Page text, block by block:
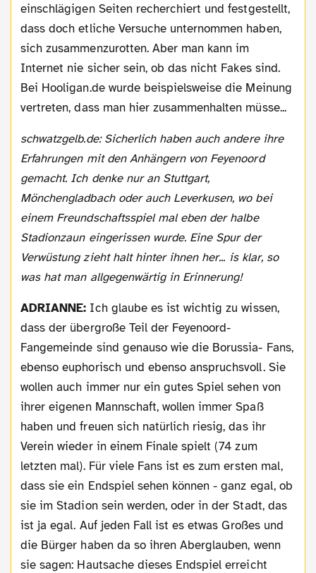
einschlägigen Seiten recherchiert und festgestellt,
dass doch etliche Versuche unternommen haben,
sich zusammenzurotten. Aber man kann im
Internet nie sicher sein, ob das nicht Fakes sind.
Bei Hooligan.de wurde beispielsweise die Meinung
vertreten, dass man hier zusammenhalten müsse...
schwatzgelb.de: Sicherlich haben auch andere ihre
Erfahrungen mit den Anhängern von Feyenoord
gemacht. Ich denke nur an Stuttgart,
Mönchengladbach oder auch Leverkusen, wo bei
einem Freundschaftsspiel mal eben der halbe
Stadionzaun eingerissen wurde. Eine Spur der
Verwüstung zieht halt hinter ihnen her... is klar, so
was hat man allgegenwärtig in Erinnerung!
ADRIANNE: Ich glaube es ist wichtig zu wissen,
dass der übergroße Teil der Feyenoord-
Fangemeinde sind genauso wie die Borussia- Fans,
ebenso euphorisch und ebenso anspruchsvoll. Sie
wollen auch immer nur ein gutes Spiel sehen von
ihrer eigenen Mannschaft, wollen immer Spaß
haben und freuen sich natürlich riesig, das ihr
Verein wieder in einem Finale spielt (74 zum
letzten mal). Für viele Fans ist es zum ersten mal,
dass sie ein Endspiel sehen können - ganz egal, ob
sie im Stadion sein werden, oder in der Stadt, das
ist ja egal. Auf jeden Fall ist es etwas Großes und
die Bürger haben da so ihren Aberglauben, wenn
sie sagen: Hautsache dieses Endspiel erreicht